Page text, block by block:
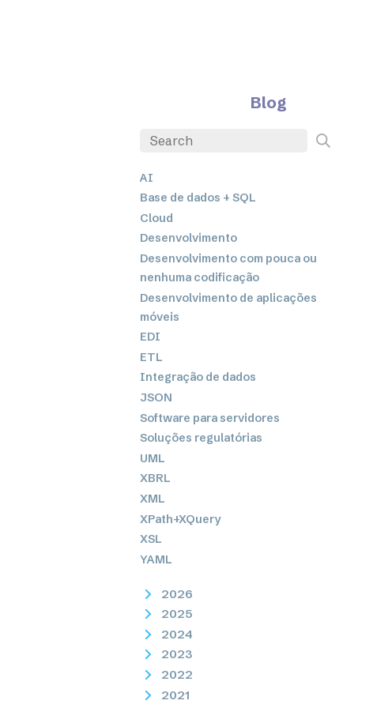
Blog
AI
Base de dados + SQL
Cloud
Desenvolvimento
Desenvolvimento com pouca ou
nenhuma codificação
Desenvolvimento de aplicações
móveis
EDI
ETL
Integração de dados
JSON
Software para servidores
Soluções regulatórias
UML
XBRL
XML
XPath+XQuery
XSL
YAML
2026
2025
2024
2023
2022
2021